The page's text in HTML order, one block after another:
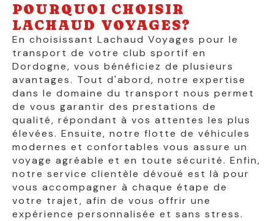
POURQUOI CHOISIR
LACHAUD VOYAGES?
En choisissant Lachaud Voyages pour le
transport de votre club sportif en
Dordogne, vous bénéficiez de plusieurs
avantages. Tout d'abord, notre expertise
dans le domaine du transport nous permet
de vous garantir des prestations de
qualité, répondant à vos attentes les plus
élevées. Ensuite, notre flotte de véhicules
modernes et confortables vous assure un
voyage agréable et en toute sécurité. Enfin,
notre service clientèle dévoué est là pour
vous accompagner à chaque étape de
votre trajet, afin de vous offrir une
expérience personnalisée et sans stress.